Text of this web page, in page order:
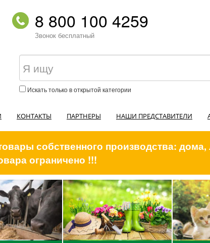
8 800 100 4259
Звонок бесплатный
Искать только в открытой категории
КОНТАКТЫ ПАРТНЕРЫ НАШИ ПРЕДСТАВИТЕЛИ
собственного производства: дома,
ограничено !!!